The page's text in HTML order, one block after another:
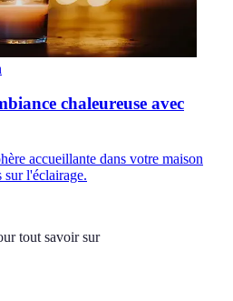
chaleureuse avec
accueillante dans votre maison
sur l'éclairage.
tout savoir sur